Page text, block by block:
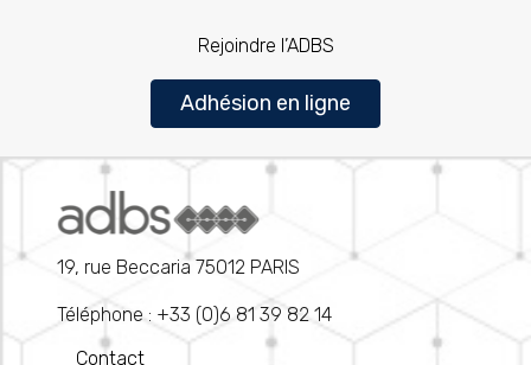
Rejoindre l’ADBS
Adhésion en ligne
19, rue Beccaria 75012 PARIS
Téléphone : +33 (0)6 81 39 82 14
Contact